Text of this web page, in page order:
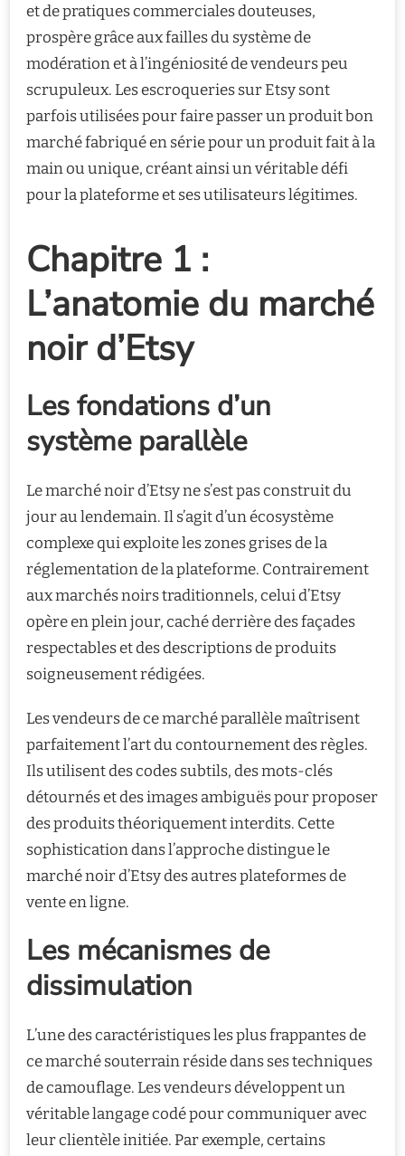
et de pratiques commerciales douteuses,
prospère grâce aux failles du système de
modération et à l’ingéniosité de vendeurs peu
scrupuleux. Les escroqueries sur Etsy sont
parfois utilisées pour faire passer un produit bon
marché fabriqué en série pour un produit fait à la
main ou unique, créant ainsi un véritable défi
pour la plateforme et ses utilisateurs légitimes.
Chapitre 1 :
L’anatomie du marché
noir d’Etsy
Les fondations d’un
système parallèle
Le marché noir d’Etsy ne s’est pas construit du
jour au lendemain. Il s’agit d’un écosystème
complexe qui exploite les zones grises de la
réglementation de la plateforme. Contrairement
aux marchés noirs traditionnels, celui d’Etsy
opère en plein jour, caché derrière des façades
respectables et des descriptions de produits
soigneusement rédigées.
Les vendeurs de ce marché parallèle maîtrisent
parfaitement l’art du contournement des règles.
Ils utilisent des codes subtils, des mots-clés
détournés et des images ambiguës pour proposer
des produits théoriquement interdits. Cette
sophistication dans l’approche distingue le
marché noir d’Etsy des autres plateformes de
vente en ligne.
Les mécanismes de
dissimulation
L’une des caractéristiques les plus frappantes de
ce marché souterrain réside dans ses techniques
de camouflage. Les vendeurs développent un
véritable langage codé pour communiquer avec
leur clientèle initiée. Par exemple, certains